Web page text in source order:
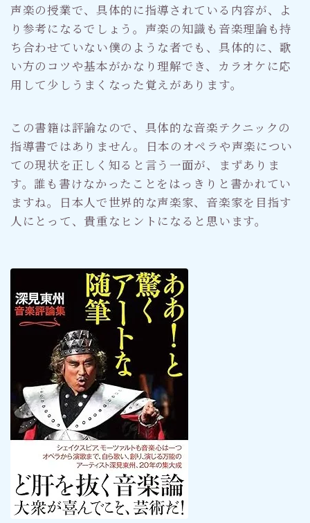
声楽の授業で、具体的に指導されている内容が、よ
り参考になるでしょう。声楽の知識も音楽理論も持
ち合わせていない僕のような者でも、具体的に、歌
い方のコツや基本がかなり理解でき、カラオケに応
用して少しうまくなった覚えがあります。
この書籍は評論なので、具体的な音楽テクニックの
指導書ではありません。日本のオペラや声楽につい
ての現状を正しく知ると言う一面が、まずありま
す。誰も書けなかったことをはっきりと書かれてい
ますね。日本人で世界的な声楽家、音楽家を目指す
人にとって、貴重なヒントになると思います。